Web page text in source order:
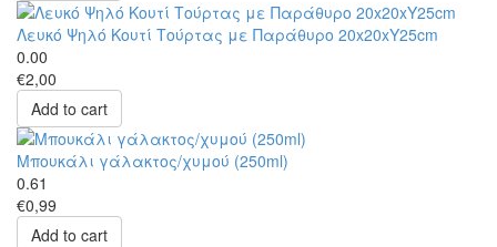
Λευκό Ψηλό Κουτί Τούρτας με Παράθυρο 20x20xΥ25cm
0.00
€2,00
Add to cart
Μπουκάλι γάλακτος/χυμού (250ml)
0.61
€0,99
Add to cart